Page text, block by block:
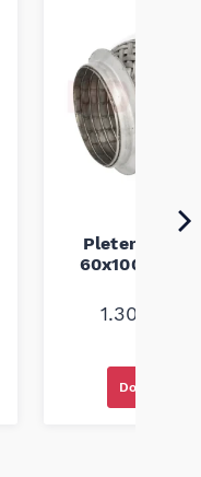
Pletenica
60x100
1.300,00
Dodaj u